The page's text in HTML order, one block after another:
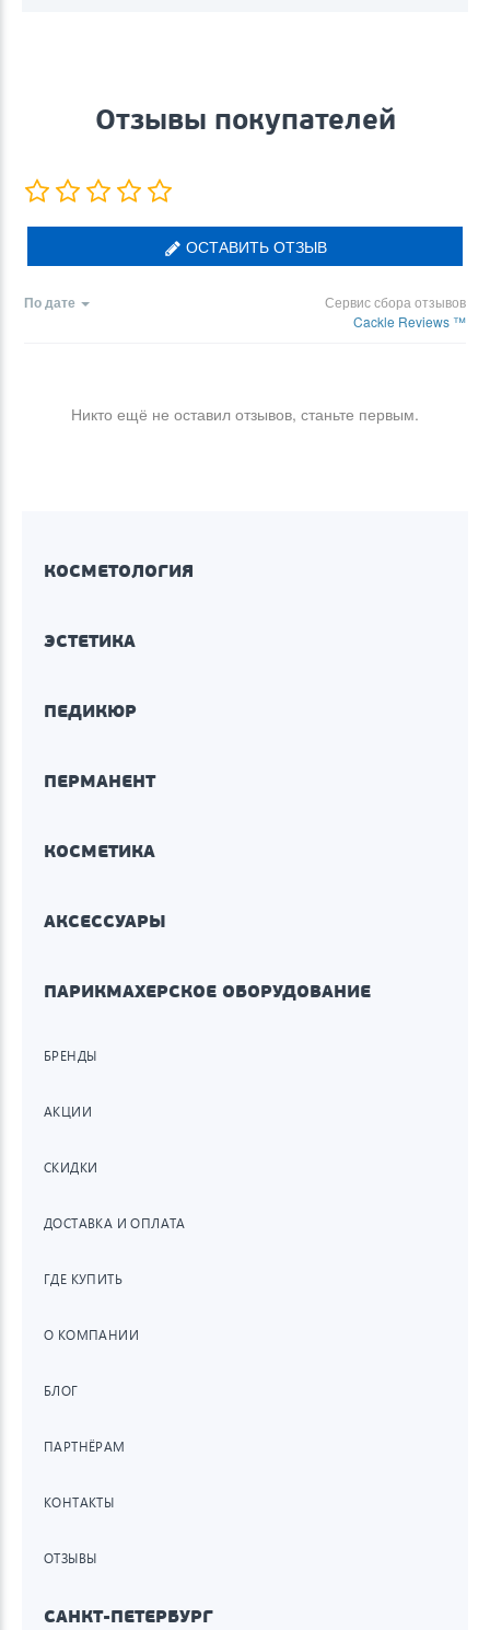
Отзывы покупателей
ОСТАВИТЬ ОТЗЫВ
По дате
Сервис сбора отзывов
Cackle Reviews ™
Никто ещё не оставил отзывов, станьте первым.
КОСМЕТОЛОГИЯ
ЭСТЕТИКА
ПЕДИКЮР
ПЕРМАНЕНТ
КОСМЕТИКА
АКСЕССУАРЫ
ПАРИКМАХЕРСКОЕ ОБОРУДОВАНИЕ
БРЕНДЫ
АКЦИИ
СКИДКИ
ДОСТАВКА И ОПЛАТА
ГДЕ КУПИТЬ
О КОМПАНИИ
БЛОГ
ПАРТНЁРАМ
КОНТАКТЫ
ОТЗЫВЫ
САНКТ-ПЕТЕРБУРГ